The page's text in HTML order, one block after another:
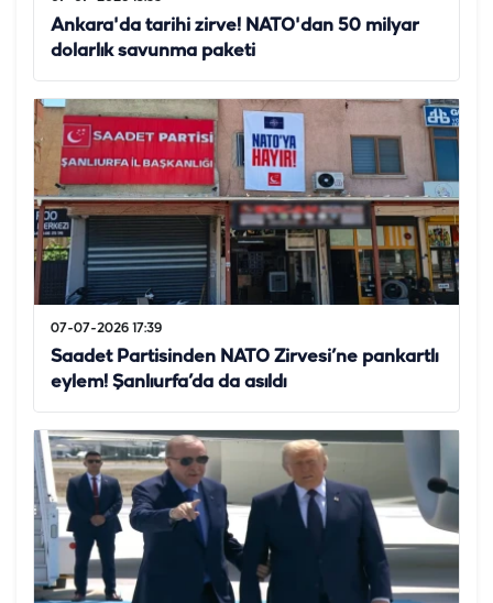
Ankara'da tarihi zirve! NATO'dan 50 milyar
dolarlık savunma paketi
07-07-2026 17:39
Saadet Partisinden NATO Zirvesi’ne pankartlı
eylem! Şanlıurfa’da da asıldı